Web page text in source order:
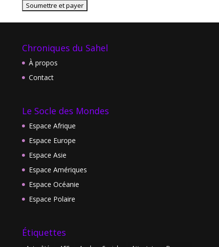
Chroniques du Sahel
À propos
Contact
Le Socle des Mondes
Espace Afrique
Espace Europe
Espace Asie
Espace Amériques
Espace Océanie
Espace Polaire
Étiquettes